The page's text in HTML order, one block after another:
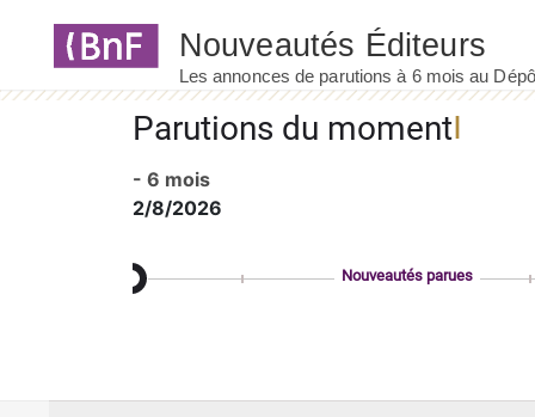
Parutions du moment
- 6 mois
2/8/2026
Nouveautés parues